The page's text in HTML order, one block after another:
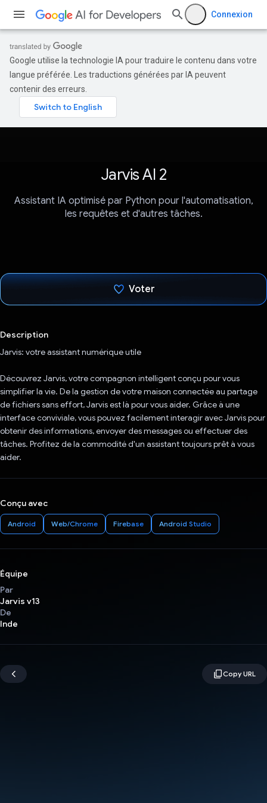
Connexion
Google utilise la technologie IA pour traduire le contenu dans votre
langue préférée. Les traductions générées par IA peuvent
contenir des erreurs.
Jarvis AI 2
Assistant IA optimisé par Python pour l'automatisation,
les requêtes et d'autres tâches.
Voter
Description
Jarvis: votre assistant numérique utile
Découvrez Jarvis, votre compagnon intelligent conçu pour vous
simplifier la vie. De la gestion de votre maison connectée au partage
de fichiers sans effort, Jarvis est là pour vous aider. Grâce à une
interface conviviale, vous pouvez facilement interagir avec Jarvis pour
obtenir des informations, envoyer des messages ou effectuer des
tâches. Profitez de la commodité d'un assistant toujours prêt à vous
aider.
Conçu avec
Android Web/Chrome Firebase Android Studio
Équipe
Par
Jarvis v13
De
Inde